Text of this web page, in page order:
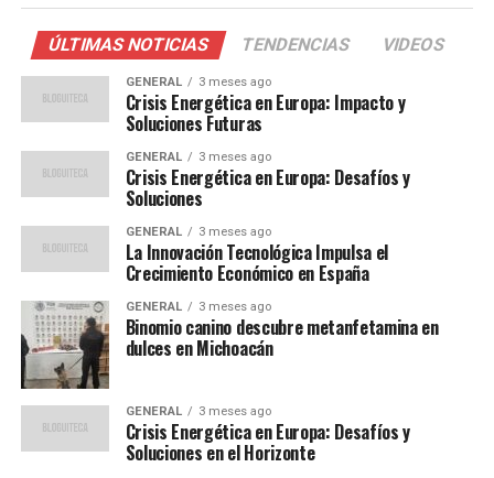
dominante. Sin embargo, las recientes tensiones
políticas han llevado a una reducción en el suministro,
exacerbando la crisis. Además, la transición hacia
energías renovables, aunque necesaria, ha dejado a
algunos países vulnerables a fluctuaciones en el
suministro de energía tradicional.
Según un informe de la Agencia Internacional de
Energía, los precios del gas natural en Europa han
aumentado más del 250% en el último año. Esto ha
llevado a un incremento en los costos de producción
para las industrias y ha afectado directamente a los
consumidores, quienes enfrentan facturas de energía
significativamente más altas.
Opiniones Expertas y
Comparaciones Históricas
ÚLTIMAS NOTICIAS TENDENCIAS VIDEOS
GENERAL 3 meses ago
Crisis Energética en Europa: Impacto y
Soluciones Futuras
GENERAL 3 meses ago
Crisis Energética en Europa: Desafíos y
Soluciones
GENERAL 3 meses ago
La Innovación Tecnológica Impulsa el
Crecimiento Económico en España
GENERAL 3 meses ago
Binomio canino descubre metanfetamina en
dulces en Michoacán
GENERAL 3 meses ago
Crisis Energética en Europa: Desafíos y
Soluciones en el Horizonte